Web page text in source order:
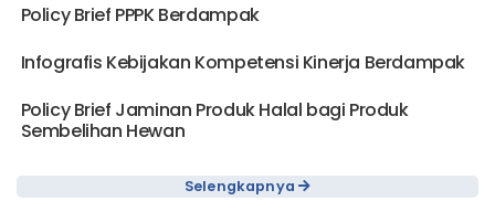
Policy Brief PPPK Berdampak
Infografis Kebijakan Kompetensi Kinerja Berdampak
Policy Brief Jaminan Produk Halal bagi Produk
Sembelihan Hewan
Selengkapnya